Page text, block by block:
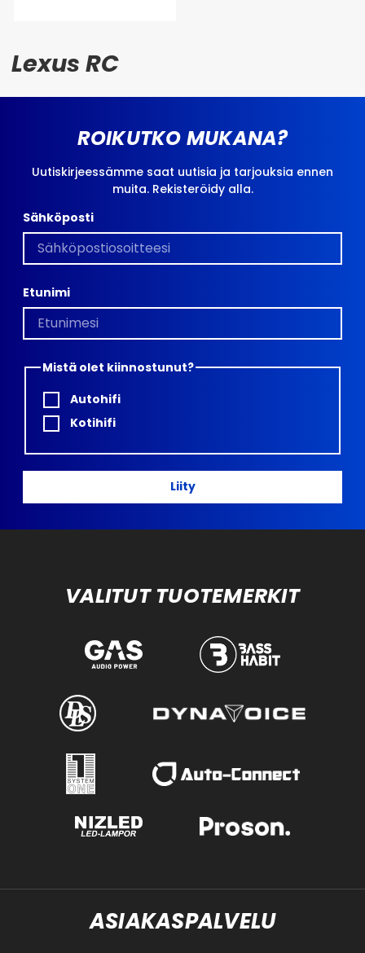
Lexus RC
ROIKUTKO MUKANA?
Uutiskirjeessämme saat uutisia ja tarjouksia ennen
muita. Rekisteröidy alla.
Sähköposti
Etunimi
Mistä olet kiinnostunut?
Autohifi
Kotihifi
Liity
VALITUT TUOTEMERKIT
ASIAKASPALVELU